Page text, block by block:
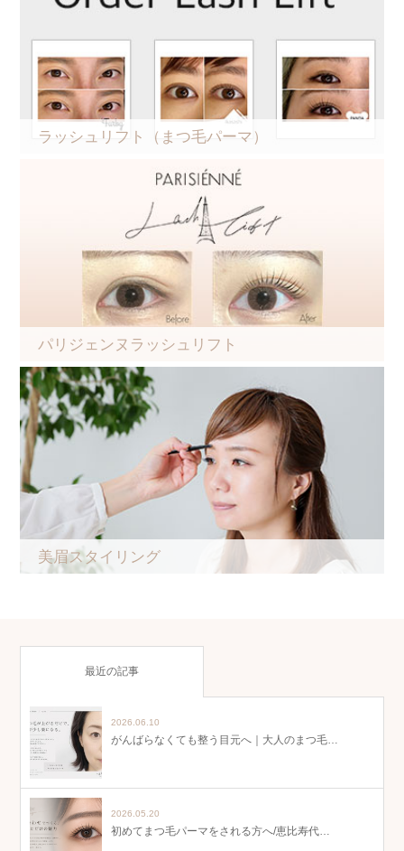
ラッシュリフト（まつ毛パーマ）
パリジェンヌラッシュリフト
美眉スタイリング
最近の記事
2026.06.10
がんばらなくても整う目元へ｜大人のまつ毛…
2026.05.20
初めてまつ毛パーマをされる方へ/恵比寿代…